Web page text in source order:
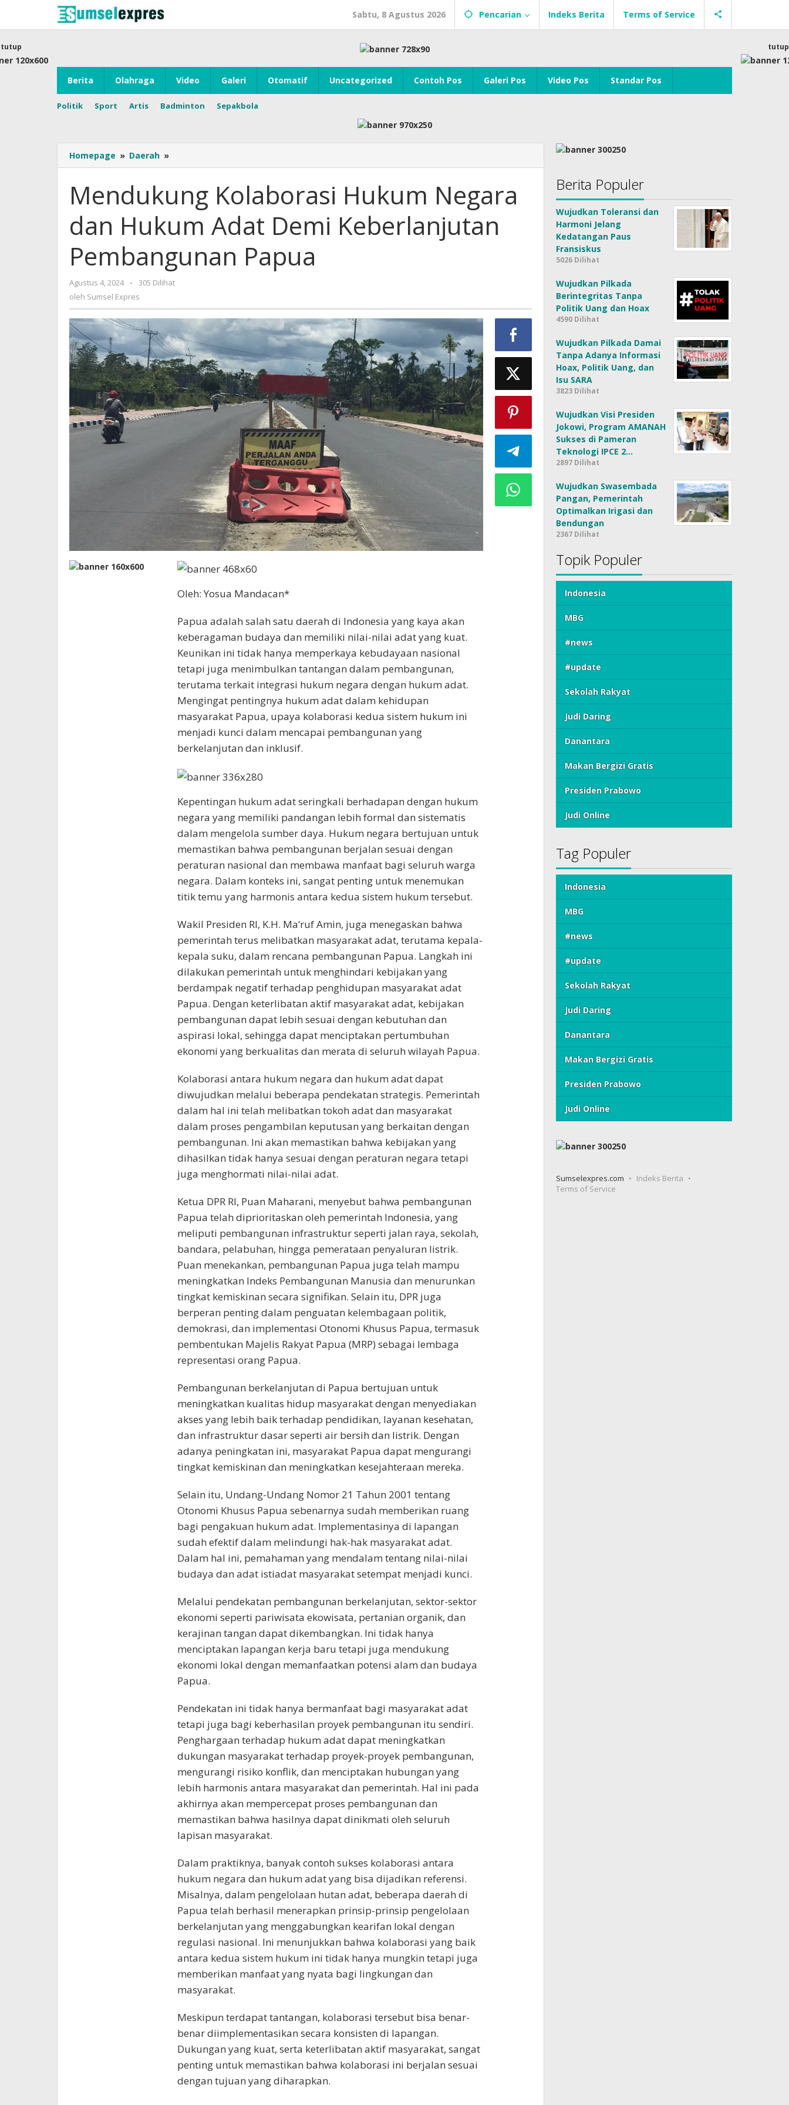
konten
Sabtu, 8 Agustus 2026 Pencarian Indeks Berita Terms of Service
Berita Olahraga Video Galeri Otomatif Uncategorized Contoh Pos Galeri Pos Video Pos Standar Pos
Politik Sport Artis Badminton Sepakbola
tutup tutup
Homepage » Daerah »
Kolaborasi
Negara
dan
Adat
Keberlanjutan
Pembangunan
Papua
Mendukung Kolaborasi Hukum Negara
dan Hukum Adat Demi Keberlanjutan
Pembangunan Papua
Agustus 4, 2024
oleh
-
305 Dilihat
oleh Sumsel Expres
Oleh: Yosua Mandacan*
Papua adalah salah satu daerah di Indonesia yang kaya akan
keberagaman budaya dan memiliki nilai-nilai adat yang kuat.
Keunikan ini tidak hanya memperkaya kebudayaan nasional
tetapi juga menimbulkan tantangan dalam pembangunan,
terutama terkait integrasi hukum negara dengan hukum adat.
Mengingat pentingnya hukum adat dalam kehidupan
masyarakat Papua, upaya kolaborasi kedua sistem hukum ini
menjadi kunci dalam mencapai pembangunan yang
berkelanjutan dan inklusif.
Kepentingan hukum adat seringkali berhadapan dengan hukum
negara yang memiliki pandangan lebih formal dan sistematis
dalam mengelola sumber daya. Hukum negara bertujuan untuk
memastikan bahwa pembangunan berjalan sesuai dengan
peraturan nasional dan membawa manfaat bagi seluruh warga
negara. Dalam konteks ini, sangat penting untuk menemukan
titik temu yang harmonis antara kedua sistem hukum tersebut.
Wakil Presiden RI, K.H. Ma’ruf Amin, juga menegaskan bahwa
pemerintah terus melibatkan masyarakat adat, terutama kepala-
kepala suku, dalam rencana pembangunan Papua. Langkah ini
dilakukan pemerintah untuk menghindari kebijakan yang
berdampak negatif terhadap penghidupan masyarakat adat
Papua. Dengan keterlibatan aktif masyarakat adat, kebijakan
pembangunan dapat lebih sesuai dengan kebutuhan dan
aspirasi lokal, sehingga dapat menciptakan pertumbuhan
ekonomi yang berkualitas dan merata di seluruh wilayah Papua.
Kolaborasi antara hukum negara dan hukum adat dapat
diwujudkan melalui beberapa pendekatan strategis. Pemerintah
dalam hal ini telah melibatkan tokoh adat dan masyarakat
dalam proses pengambilan keputusan yang berkaitan dengan
pembangunan. Ini akan memastikan bahwa kebijakan yang
dihasilkan tidak hanya sesuai dengan peraturan negara tetapi
juga menghormati nilai-nilai adat.
Ketua DPR RI, Puan Maharani, menyebut bahwa pembangunan
Papua telah diprioritaskan oleh pemerintah Indonesia, yang
meliputi pembangunan infrastruktur seperti jalan raya, sekolah,
bandara, pelabuhan, hingga pemerataan penyaluran listrik.
Puan menekankan, pembangunan Papua juga telah mampu
meningkatkan Indeks Pembangunan Manusia dan menurunkan
tingkat kemiskinan secara signifikan. Selain itu, DPR juga
berperan penting dalam penguatan kelembagaan politik,
demokrasi, dan implementasi Otonomi Khusus Papua, termasuk
pembentukan Majelis Rakyat Papua (MRP) sebagai lembaga
representasi orang Papua.
Pembangunan berkelanjutan di Papua bertujuan untuk
meningkatkan kualitas hidup masyarakat dengan menyediakan
akses yang lebih baik terhadap pendidikan, layanan kesehatan,
dan infrastruktur dasar seperti air bersih dan listrik. Dengan
adanya peningkatan ini, masyarakat Papua dapat mengurangi
tingkat kemiskinan dan meningkatkan kesejahteraan mereka.
Selain itu, Undang-Undang Nomor 21 Tahun 2001 tentang
Otonomi Khusus Papua sebenarnya sudah memberikan ruang
bagi pengakuan hukum adat. Implementasinya di lapangan
sudah efektif dalam melindungi hak-hak masyarakat adat.
Dalam hal ini, pemahaman yang mendalam tentang nilai-nilai
budaya dan adat istiadat masyarakat setempat menjadi kunci.
Melalui pendekatan pembangunan berkelanjutan, sektor-sektor
ekonomi seperti pariwisata ekowisata, pertanian organik, dan
kerajinan tangan dapat dikembangkan. Ini tidak hanya
menciptakan lapangan kerja baru tetapi juga mendukung
ekonomi lokal dengan memanfaatkan potensi alam dan budaya
Papua.
Pendekatan ini tidak hanya bermanfaat bagi masyarakat adat
tetapi juga bagi keberhasilan proyek pembangunan itu sendiri.
Penghargaan terhadap hukum adat dapat meningkatkan
dukungan masyarakat terhadap proyek-proyek pembangunan,
mengurangi risiko konflik, dan menciptakan hubungan yang
lebih harmonis antara masyarakat dan pemerintah. Hal ini pada
akhirnya akan mempercepat proses pembangunan dan
memastikan bahwa hasilnya dapat dinikmati oleh seluruh
lapisan masyarakat.
Dalam praktiknya, banyak contoh sukses kolaborasi antara
hukum negara dan hukum adat yang bisa dijadikan referensi.
Misalnya, dalam pengelolaan hutan adat, beberapa daerah di
Papua telah berhasil menerapkan prinsip-prinsip pengelolaan
berkelanjutan yang menggabungkan kearifan lokal dengan
regulasi nasional. Ini menunjukkan bahwa kolaborasi yang baik
antara kedua sistem hukum ini tidak hanya mungkin tetapi juga
memberikan manfaat yang nyata bagi lingkungan dan
masyarakat.
Meskipun terdapat tantangan, kolaborasi tersebut bisa benar-
benar diimplementasikan secara konsisten di lapangan.
Dukungan yang kuat, serta keterlibatan aktif masyarakat, sangat
penting untuk memastikan bahwa kolaborasi ini berjalan sesuai
dengan tujuan yang diharapkan.
Berita Populer
Wujudkan Toleransi dan
Harmoni Jelang
Kedatangan Paus
Fransiskus
5026 Dilihat
Wujudkan Pilkada
Berintegritas Tanpa
Politik Uang dan Hoax
4590 Dilihat
Wujudkan Pilkada Damai
Tanpa Adanya Informasi
Hoax, Politik Uang, dan
Isu SARA
3823 Dilihat
Wujudkan Visi Presiden
Jokowi, Program AMANAH
Sukses di Pameran
Teknologi IPCE 2…
2897 Dilihat
Wujudkan Swasembada
Pangan, Pemerintah
Optimalkan Irigasi dan
Bendungan
2367 Dilihat
Topik Populer
Indonesia
MBG
#news
#update
Sekolah Rakyat
Judi Daring
Danantara
Makan Bergizi Gratis
Presiden Prabowo
Judi Online
Tag Populer
Indonesia
MBG
#news
#update
Sekolah Rakyat
Judi Daring
Danantara
Makan Bergizi Gratis
Presiden Prabowo
Judi Online
Sumselexpres.com
Indeks Berita
Terms of Service